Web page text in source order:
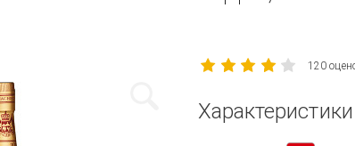
120
Характеристики